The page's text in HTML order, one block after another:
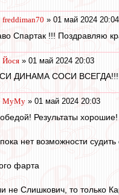
freddiman70 » 01 май 2024 20:04
Спартак !!! Поздравляю
Йося » 01 май 2024 20:03
ДИНАМА СОСИ
МуМу » 01 май 2024 20:03
Результаты хорошие!
нет возможности
фарта
не Слишкович, то только